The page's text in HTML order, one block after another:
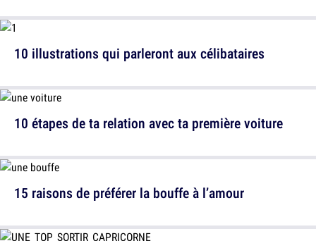
10 illustrations qui parleront aux célibataires
15 raisons de préférer la bouffe à l’amour
10 étapes de ta relation avec ta première voiture